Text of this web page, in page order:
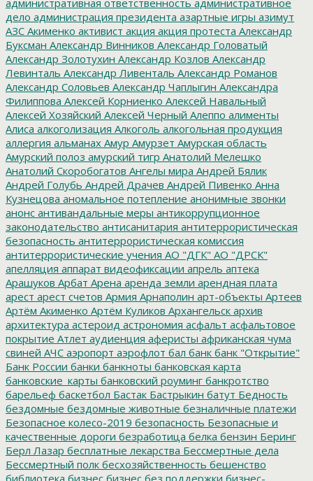
дело администрация президента азартные игры азимут
АЗС Акименко активист акция акция протеста Александр
Буксман Александр Винников Александр Головатый
Александр Золотухин Александр Козлов Александр
Левинталь Александр Ливенталь Александр Романов
Александр Соловьев Александр Чаплыгин Александра
Филиппова Алексей Корниенко Алексей Навальный
Алексей Хозяйский Алексей Черный Алеппо алименты
Алиса алкоголизация Алкоголь алкогольная продукция
аллергия альманах Амур Амурзет Амурская область
Амурский полоз амурский тигр Анатолий Мелешко
Анатолий Скоробогатов Ангелы мира Андрей Бялик
Андрей Голубь Андрей Драчев Андрей Пивенко Анна
Кузнецова аномальное потепление анонимные звонки
анонс антивандальные меры антикоррупционное
законодательство антисанитария антитеррористическая
безопасность антитеррористическая комиссия
антитеррористические учения АО "ДГК" АО "ДРСК"
апелляция аппарат видеофиксации апрель аптека
Арашуков Арбат Арена аренда земли арендная плата
арест арест счетов Армия Арнаполин арт-объекты Артеев
Артём Акименко Артём Куликов Архангельск архив
архитектура астероид астрономия асфальт асфальтовое
покрытие Атлет аудиенция аферисты африканская чума
свиней АЧС аэропорт аэрофлот бал банк банк "Открытие"
Банк России банки банкноты банковская карта
банковские_карты банковский роуминг банкротство
барельеф баскетбол Бастак Бастрыкин батут Бедность
бездомные бездомные животные безналичные платежи
Безопасное колесо-2019 безопасность Безопасные и
качественные дороги безработица белка бензин Беринг
Берл Лазар бесплатные лекарства Бессмертные дела
Бессмертный полк бесхозяйственность бешенство
библиотека бизнес бизнес без поддержки бизнес-